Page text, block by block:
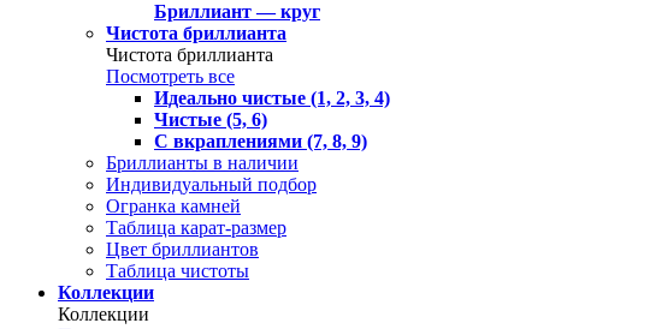
Бриллиант — круг
Чистота бриллианта
Чистота бриллианта
Посмотреть все
Идеально чистые (1, 2, 3, 4)
Чистые (5, 6)
С вкраплениями (7, 8, 9)
Бриллианты в наличии
Индивидуальный подбор
Огранка камней
Таблица карат-размер
Цвет бриллиантов
Таблица чистоты
Коллекции
Коллекции